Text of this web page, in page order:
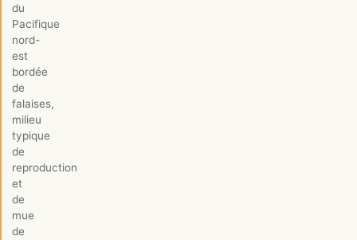
du
Pacifique
nord-
est
bordée
de
falaises,
milieu
typique
de
reproduction
et
de
mue
de